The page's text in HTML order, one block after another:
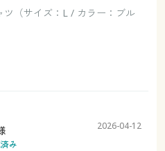
ツ（サイズ：L / カラー：ブル
み
2026-04-12